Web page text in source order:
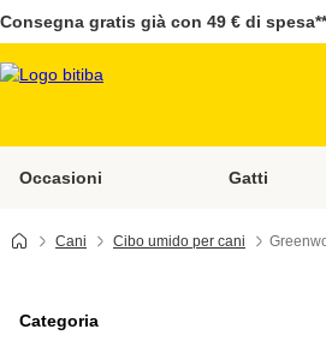
Consegna gratis già con 49 € di spesa**
Occasioni Apri Menù
Gatti
Cani Cibo umido per cani
Categoria